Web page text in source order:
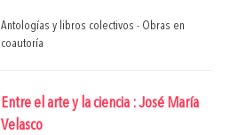
Antologías y libros colectivos - Obras en
coautoría
Entre el arte y la ciencia : José María
Velasco